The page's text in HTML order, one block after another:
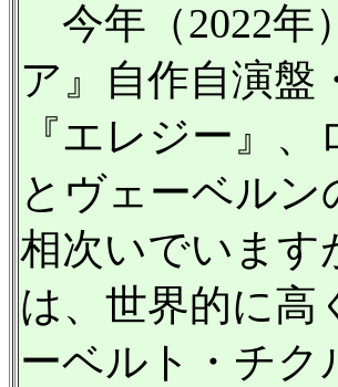
今年（2022年
ア』自作自演盤
『エレジー』
とヴェーベル
相次いでいます
は、世界的に高
ーベルト・チク